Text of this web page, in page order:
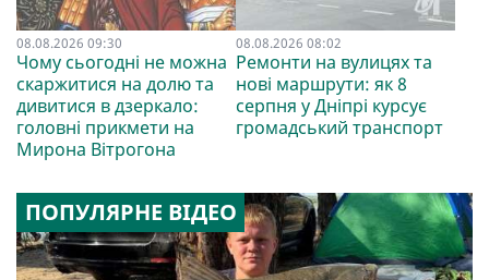
08.08.2026 09:30
Чому сьогодні не можна
скаржитися на долю та
дивитися в дзеркало:
головні прикмети на
Мирона Вітрогона
08.08.2026 08:02
Ремонти на вулицях та
нові маршрути: як 8
серпня у Дніпрі курсує
громадський транспорт
ПОПУЛЯРНЕ ВІДЕО